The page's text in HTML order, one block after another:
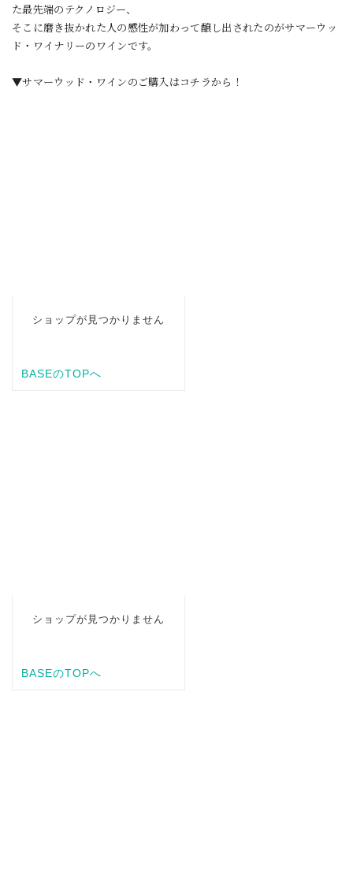
た最先端のテクノロジー、
そこに磨き抜かれた人の感性が加わって醸し出されたのがサマーウッ
ド・ワイナリーのワインです。
▼サマーウッド・ワインのご購入はコチラから！